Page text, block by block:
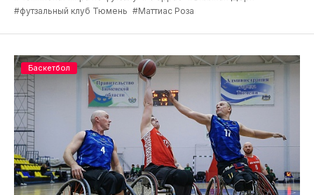
#футзальный клуб Тюмень #Маттиас Роза
Баскетбол